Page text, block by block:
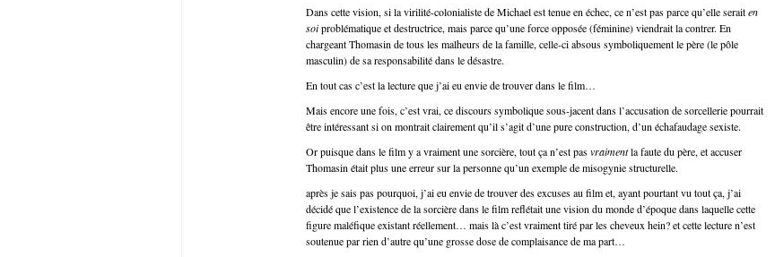
Dans cette vision, si la virilité-colonialiste de Michael est tenue en échec, ce n’est pas parce qu’elle seraiten
soiproblématique et destructrice, mais parce qu’une force opposée (féminine) viendrait la contrer. En
chargeant Thomasin de tous les malheurs de la famille, celle-ci absous symboliquement le père (le pôle
masculin) de sa responsabilité dans le désastre.
En tout cas c’est la lecture que j’ai eu envie de trouver dans le film…
Mais encore une fois, c’est vrai, ce discours symbolique sous-jacent dans l’accusation de sorcellerie pourrait
être intéressant si on montrait clairement qu’il s’agit d’une pure construction, d’un échafaudage sexiste.
Or puisque dans le film y a vraiment une sorcière, tout ça n’est pasvraimentla faute du père, et accuser
Thomasin était plus une erreur sur la personne qu’un exemple de misogynie structurelle.
après je sais pas pourquoi, j’ai eu envie de trouver des excuses au film et, ayant pourtant vu tout ça, j’ai
décidé que l’existence de la sorcière dans le film reflétait une vision du monde d’époque dans laquelle cette
figure maléfique existant réellement… mais là c’est vraiment tiré par les cheveux hein? et cette lecture n’est
soutenue par rien d’autre qu’une grosse dose de complaisance de ma part…